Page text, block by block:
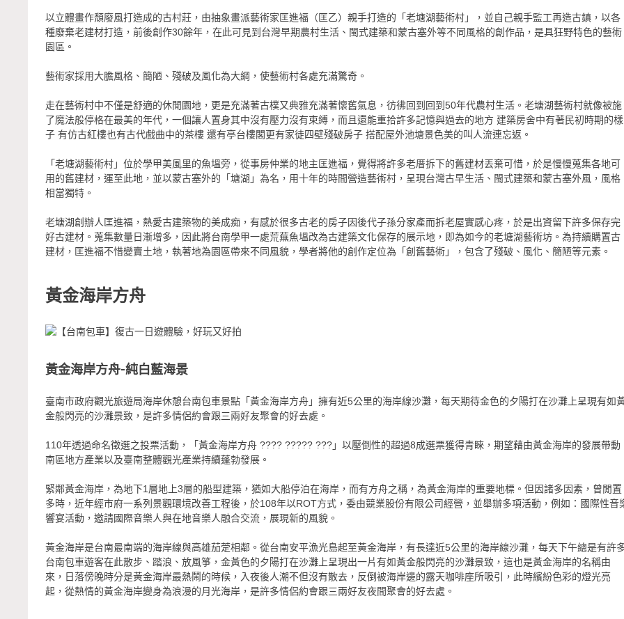
以立體畫作頹廢風打造成的古村莊，由抽象畫派藝術家匡進福（匡乙）親手打造的「老塘湖藝術村」，並自己親手監工再造古鎮，以各
種廢棄老建材打造，前後創作30餘年，在此可見到台灣早期農村生活、閩式建築和蒙古塞外等不同風格的創作品，是具狂野特色的藝術
園區。
藝術家採用大膽風格、簡陋、殘破及風化為大綱，使藝術村各處充滿驚奇。
走在藝術村中不僅是舒適的休閒園地，更是充滿著古樸又典雅充滿著懷舊氣息，彷彿回到回到50年代農村生活。老塘湖藝術村就像被施
了魔法般停格在最美的年代，一個讓人置身其中沒有壓力沒有束縛，而且還能重拾許多記憶與過去的地方 建築房舍中有著民初時期的樣
子 有仿古紅樓也有古代戲曲中的茶樓 還有亭台樓閣更有家徒四壁殘破房子 搭配屋外池塘景色美的叫人流連忘返。
「老塘湖藝術村」位於學甲美風里的魚塭旁，從事房仲業的地主匡進福，覺得將許多老厝拆下的舊建材丟棄可惜，於是慢慢蒐集各地可
用的舊建材，運至此地，並以蒙古塞外的「塘湖」為名，用十年的時間營造藝術村，呈現台灣古早生活、閩式建築和蒙古塞外風，風格
相當獨特。
老塘湖創辦人匡進福，熱愛古建築物的美成痴，有感於很多古老的房子因後代子孫分家產而拆老屋實感心疼，於是出資留下許多保存完
好古建材。蒐集數量日漸增多，因此將台南學甲一處荒蕪魚塭改為古建築文化保存的展示地，即為如今的老塘湖藝術坊。為持續購置古
建材，匡進福不惜變賣土地，執著地為園區帶來不同風貌，學者將他的創作定位為「創舊藝術」，包含了殘破、風化、簡陋等元素。
黃金海岸方舟
黃金海岸方舟-純白藍海景
臺南市政府觀光旅遊局海岸休憩台南包車景點「黃金海岸方舟」擁有近5公里的海岸線沙灘，每天期待金色的夕陽打在沙灘上呈現有如
金般閃亮的沙灘景致，是許多情侶約會跟三兩好友聚會的好去處。
110年透過命名徵選之投票活動，「黃金海岸方舟 ???? ????? ???」以壓倒性的超過8成選票獲得青睞，期望藉由黃金海岸的發展帶動
南區地方產業以及臺南整體觀光產業持續蓬勃發展。
緊鄰黃金海岸，為地下1層地上3層的船型建築，猶如大船停泊在海岸，而有方舟之稱，為黃金海岸的重要地標。但因諸多因素，曾閒置
多時，近年經市府一系列景觀環境改善工程後，於108年以ROT方式，委由競業股份有限公司經營，並舉辦多項活動，例如：國際性音
響宴活動，邀請國際音樂人與在地音樂人融合交流，展現新的風貌。
黃金海岸是台南最南端的海岸線與高雄茄萣相鄰。從台南安平漁光島起至黃金海岸，有長達近5公里的海岸線沙灘，每天下午總是有許
台南包車遊客在此散步、踏浪、放風箏，金黃色的夕陽打在沙灘上呈現出一片有如黃金般閃亮的沙灘景致，這也是黃金海岸的名稱由
來，日落傍晚時分是黃金海岸最熱鬧的時候，入夜後人潮不但沒有散去，反倒被海岸邊的露天咖啡座所吸引，此時繽紛色彩的燈光亮
起，從熱情的黃金海岸變身為浪漫的月光海岸，是許多情侶約會跟三兩好友夜間聚會的好去處。